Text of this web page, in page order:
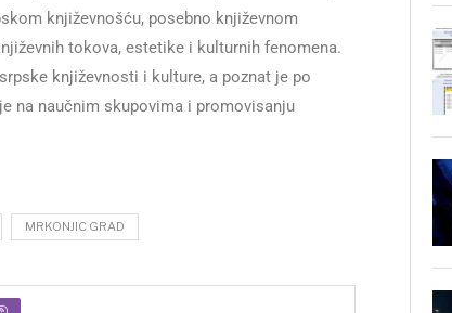
književnošću, posebno književnom
tokova, estetike i kulturnih fenomena.
književnosti i kulture, a poznat je po
na naučnim skupovima i promovisanju
MRKONJIC GRAD